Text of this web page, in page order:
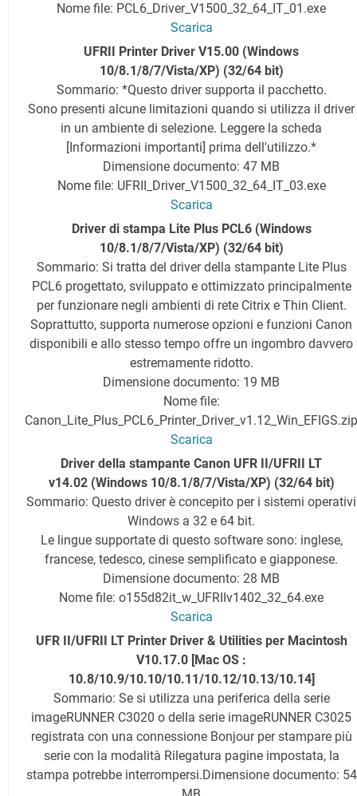
Nome file: PCL6_Driver_V1500_32_64_IT_01.exe
Scarica
UFRII Printer Driver V15.00 (Windows
10/8.1/8/7/Vista/XP) (32/64 bit)
Sommario: *Questo driver supporta il pacchetto.
Sono presenti alcune limitazioni quando si utilizza il driver
in un ambiente di selezione. Leggere la scheda
[Informazioni importanti] prima dell'utilizzo.*
Dimensione documento: 47 MB
Nome file: UFRII_Driver_V1500_32_64_IT_03.exe
Scarica
Driver di stampa Lite Plus PCL6(Windows
10/8.1/8/7/Vista/XP) (32/64 bit)
Sommario: Si tratta del driver della stampante Lite Plus
PCL6 progettato, sviluppato e ottimizzato principalmente
per funzionare negli ambienti di rete Citrix e Thin Client.
Soprattutto, supporta numerose opzioni e funzioni Canon
disponibili e allo stesso tempo offre un ingombro davvero
estremamente ridotto.
Dimensione documento: 19 MB
Nome file:
Canon_Lite_Plus_PCL6_Printer_Driver_v1.12_Win_EFIGS.zip
Scarica
Driver della stampante Canon UFR II/UFRII LT
v14.02 (Windows 10/8.1/8/7/Vista/XP) (32/64 bit)
Sommario: Questo driver è concepito per i sistemi operativi
Windows a 32 e 64 bit.
Le lingue supportate di questo software sono: inglese,
francese, tedesco, cinese semplificato e giapponese.
Dimensione documento: 28 MB
Nome file: o155d82it_w_UFRIIv1402_32_64.exe
Scarica
UFR II/UFRII LT Printer Driver & Utilities per Macintosh
V10.17.0 [Mac OS :
10.8/10.9/10.10/10.11/10.12/10.13/10.14]
Sommario: Se si utilizza una periferica della serie
imageRUNNER C3020 o della serie imageRUNNER C3025
registrata con una connessione Bonjour per stampare più
serie con la modalità Rilegatura pagine impostata, la
stampa potrebbe interrompersi.Dimensione documento: 54